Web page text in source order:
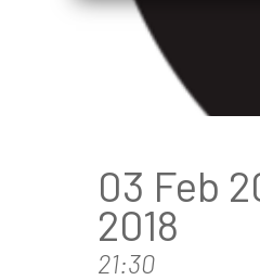
03 Feb
2018
21:30